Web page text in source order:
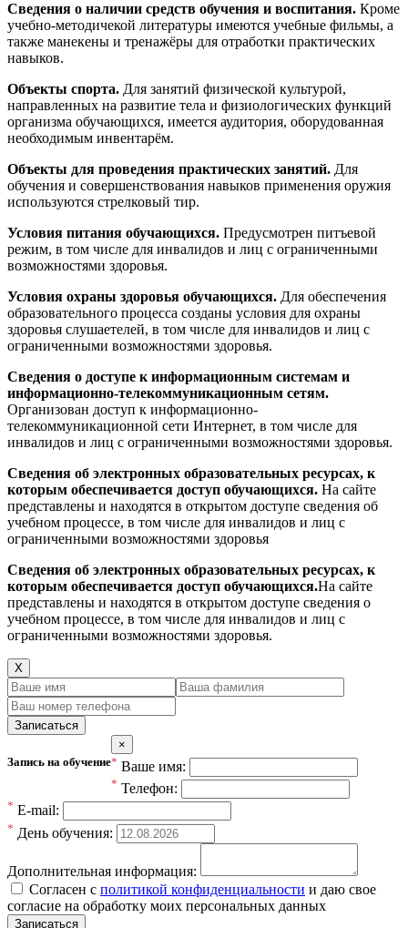
Сведения о наличии средств обучения и воспитания. Кроме
учебно-методичекой литературы имеются учебные фильмы, а
также манекены и тренажёры для отработки практических
навыков.
Oбъекты спорта. Для занятий физической культурой,
направленных на развитие тела и физиологических функций
организма обучающихся, имеется аудитория, оборудованная
необходимым инвентарём.
Объекты для проведения практических занятий. Для
обучения и совершенствования навыков применения оружия
используются стрелковый тир.
Условия питания обучающихся. Предусмотрен питъевой
режим, в том числе для инвалидов и лиц с ограниченными
возможностями здоровья.
Условия охраны здоровья обучающихся. Для обеспечения
образовательного процесса созданы условия для охраны
здоровья слушаетелей, в том числе для инвалидов и лиц с
ограниченными возможностями здоровья.
Сведения о доступе к информационным системам и
информационно-телекоммуникационным сетям.
Организован доступ к информационно-
телекоммуникационной сети Интернет, в том числе для
инвалидов и лиц с ограниченными возможностями здоровья.
Сведения об электронных образовательных ресурсах, к
которым обеспечивается доступ обучающихся. На сайте
представлены и находятся в открытом доступе сведения об
учебном процессе, в том числе для инвалидов и лиц с
ограниченными возможностями здоровья
Сведения об электронных образовательных ресурсах, к
которым обеспечивается доступ обучающихся.На сайте
представлены и находятся в открытом доступе сведения о
учебном процессе, в том числе для инвалидов и лиц с
ограниченными возможностями здоровья.
Х
Записаться
Запись на обучение
×
* Ваше имя:
* Телефон:
* E-mail:
* День обучения:
Дополнительная информация:
Согласен с политикой конфиденциальности и даю свое
согласие на обработку моих персональных данных
Записаться